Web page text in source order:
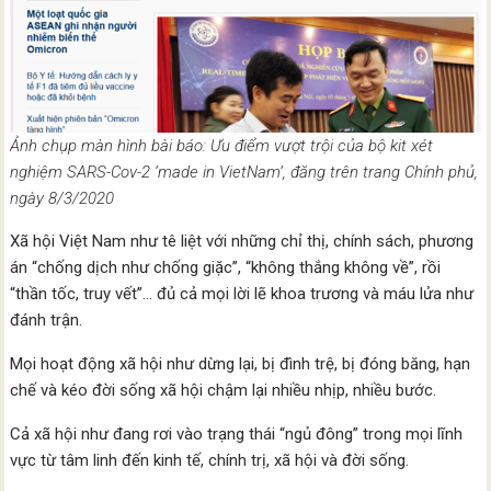
Ảnh chụp màn hình bài báo: Ưu điểm vượt trội của bộ kit xét
nghiệm SARS-Cov-2 ‘made in VietNam’, đăng trên trang Chính phủ,
ngày 8/3/2020
Xã hội Việt Nam như tê liệt với những chỉ thị, chính sách, phương
án “chống dịch như chống giặc”, “không thắng không về”, rồi
“thần tốc, truy vết”… đủ cả mọi lời lẽ khoa trương và máu lửa như
đánh trận.
Mọi hoạt động xã hội như dừng lại, bị đình trệ, bị đóng băng, hạn
chế và kéo đời sống xã hội chậm lại nhiều nhịp, nhiều bước.
Cả xã hội như đang rơi vào trạng thái “ngủ đông” trong mọi lĩnh
vực từ tâm linh đến kinh tế, chính trị, xã hội và đời sống.